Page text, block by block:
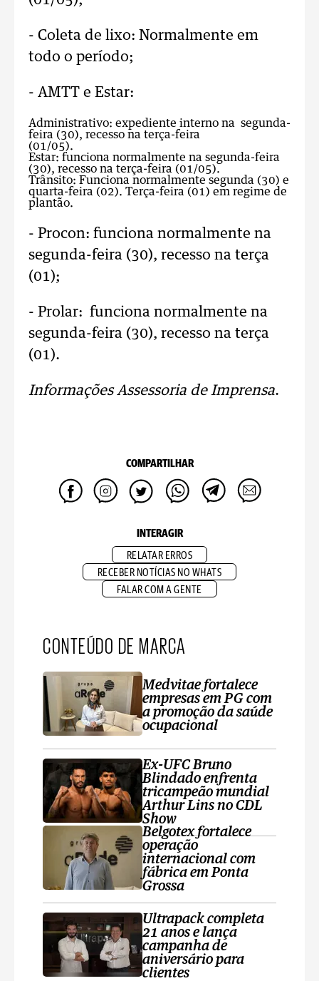
- Coleta de lixo: Normalmente em
todo o período;
- AMTT e Estar:
Administrativo: expediente interno na segunda-
feira (30), recesso na terça-feira
(01/05).
Estar: funciona normalmente na segunda-feira
(30), recesso na terça-feira (01/05).
Trânsito: Funciona normalmente segunda (30) e
quarta-feira (02). Terça-feira (01) em regime de
plantão.
- Procon: funciona normalmente na
segunda-feira (30), recesso na terça
(01);
- Prolar: funciona normalmente na
segunda-feira (30), recesso na terça
(01).
Informações Assessoria de Imprensa.
COMPARTILHAR
INTERAGIR
RELATAR ERROS
RECEBER NOTÍCIAS NO WHATS
FALAR COM A GENTE
CONTEÚDO DE MARCA
Medvitae fortalece
empresas em PG com
a promoção da saúde
ocupacional
Ex-UFC Bruno
Blindado enfrenta
tricampeão mundial
Arthur Lins no CDL
Show
Belgotex fortalece
operação
internacional com
fábrica em Ponta
Grossa
Ultrapack completa
21 anos e lança
campanha de
aniversário para
clientes